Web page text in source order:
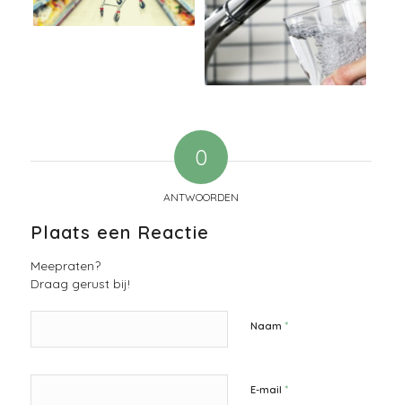
0
ANTWOORDEN
Plaats een Reactie
Meepraten?
Draag gerust bij!
Naam *
E-mail *